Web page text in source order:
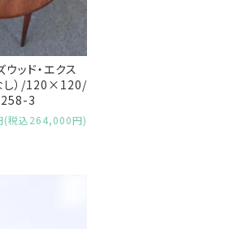
ッド・エクス
し）/120×120/
3
(税込264,000円)